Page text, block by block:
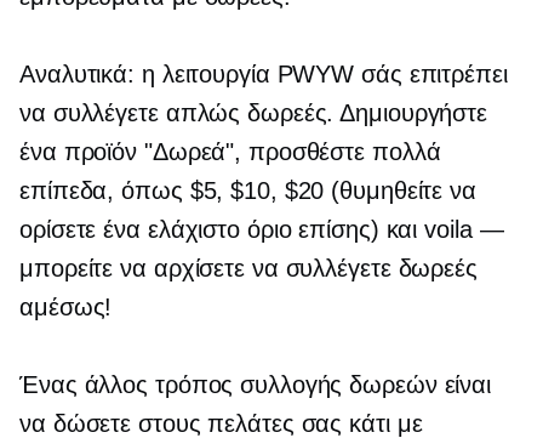
Αναλυτικά: η λειτουργία PWYW σάς επιτρέπει
να συλλέγετε απλώς δωρεές. Δημιουργήστε
ένα προϊόν "Δωρεά", προσθέστε πολλά
επίπεδα, όπως $5, $10, $20 (θυμηθείτε να
ορίσετε ένα ελάχιστο όριο επίσης) και voila —
μπορείτε να αρχίσετε να συλλέγετε δωρεές
αμέσως!
Ένας άλλος τρόπος συλλογής δωρεών είναι
να δώσετε στους πελάτες σας κάτι με